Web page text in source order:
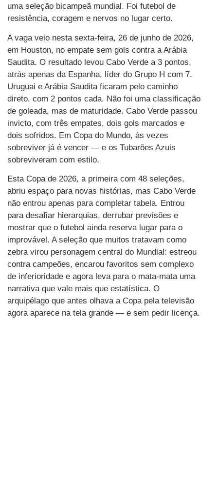
uma seleção bicampeã mundial. Foi futebol de
resistência, coragem e nervos no lugar certo.
A vaga veio nesta sexta-feira, 26 de junho de 2026,
em Houston, no empate sem gols contra a Arábia
Saudita. O resultado levou Cabo Verde a 3 pontos,
atrás apenas da Espanha, líder do Grupo H com 7.
Uruguai e Arábia Saudita ficaram pelo caminho
direto, com 2 pontos cada. Não foi uma classificação
de goleada, mas de maturidade. Cabo Verde passou
invicto, com três empates, dois gols marcados e
dois sofridos. Em Copa do Mundo, às vezes
sobreviver já é vencer — e os Tubarões Azuis
sobreviveram com estilo.
Esta Copa de 2026, a primeira com 48 seleções,
abriu espaço para novas histórias, mas Cabo Verde
não entrou apenas para completar tabela. Entrou
para desafiar hierarquias, derrubar previsões e
mostrar que o futebol ainda reserva lugar para o
improvável. A seleção que muitos tratavam como
zebra virou personagem central do Mundial: estreou
contra campeões, encarou favoritos sem complexo
de inferioridade e agora leva para o mata-mata uma
narrativa que vale mais que estatística. O
arquipélago que antes olhava a Copa pela televisão
agora aparece na tela grande — e sem pedir licença.